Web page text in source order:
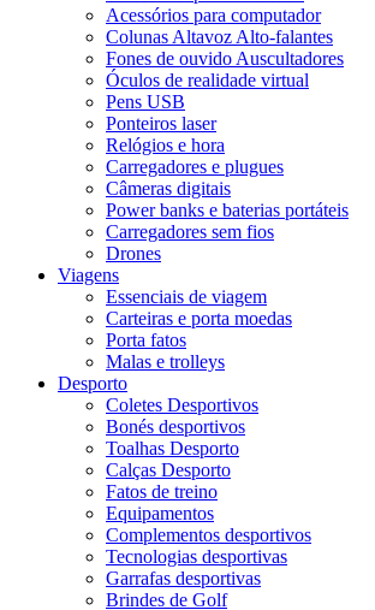
Acessórios para computador
Colunas Altavoz Alto-falantes
Fones de ouvido Auscultadores
Óculos de realidade virtual
Pens USB
Ponteiros laser
Relógios e hora
Carregadores e plugues
Câmeras digitais
Power banks e baterias portáteis
Carregadores sem fios
Drones
Viagens
Essenciais de viagem
Carteiras e porta moedas
Porta fatos
Malas e trolleys
Desporto
Coletes Desportivos
Bonés desportivos
Toalhas Desporto
Calças Desporto
Fatos de treino
Equipamentos
Complementos desportivos
Tecnologias desportivas
Garrafas desportivas
Brindes de Golf